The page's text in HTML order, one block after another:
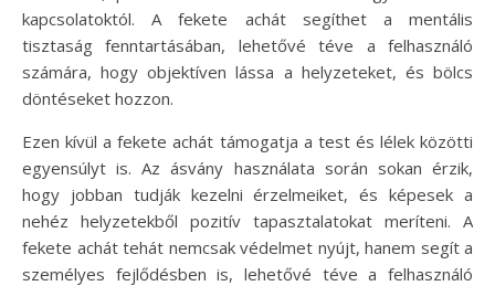
kapcsolatoktól. A fekete achát segíthet a mentális
tisztaság fenntartásában, lehetővé téve a felhasználó
számára, hogy objektíven lássa a helyzeteket, és bölcs
döntéseket hozzon.
Ezen kívül a fekete achát támogatja a test és lélek közötti
egyensúlyt is. Az ásvány használata során sokan érzik,
hogy jobban tudják kezelni érzelmeiket, és képesek a
nehéz helyzetekből pozitív tapasztalatokat meríteni. A
fekete achát tehát nemcsak védelmet nyújt, hanem segít a
személyes fejlődésben is, lehetővé téve a felhasználó